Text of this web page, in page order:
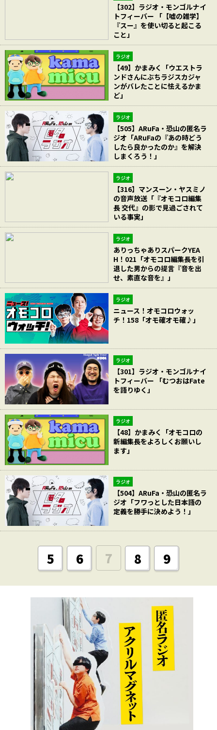
【302】ラジオ・モンゴルナイ
トフィーバー 「【嘘の雑学】
『スー』を使い切ると起こる
こと」
ラジオ
【49】かまみく「ウエストラ
ンドさんにぶちラジスカジャ
ンがバレたことに怯えるかま
ど」
ラジオ
【505】ARuFa・恐山の匿名ラ
ジオ「ARuFaの『あの時どう
したら良かったのか』を解決
しまくろう！」
ラジオ
【316】マンスーン・ヤスミノ
の音声放送「『オモコロ編集
長 交代』の影で見過ごされて
いる事実」
ラジオ
ありっちゃありスパークYEA
H！021「オモコロ編集長を引
退した男からの提言『音を出
せ、素直な音を』」
ラジオ
ニュース！オモコロウォッ
チ！158「オモ確オモ確♪」
ラジオ
【301】ラジオ・モンゴルナイ
トフィーバー 「むつおはFate
を語りゆく」
ラジオ
【48】かまみく「オモコロの
新編集長をよろしくお願いし
ます」
ラジオ
【504】ARuFa・恐山の匿名ラ
ジオ「フワっとした日本語の
定義を勝手に決めよう！」
5 6 7 8 9